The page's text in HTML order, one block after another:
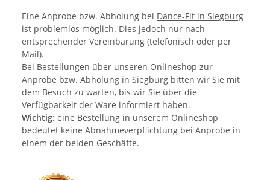
Eine Anprobe bzw. Abholung bei Dance-Fit in Siegburg
ist problemlos möglich. Dies jedoch nur nach
entsprechender Vereinbarung (telefonisch oder per
Mail).
Bei Bestellungen über unseren Onlineshop zur
Anprobe bzw. Abholung in Siegburg bitten wir Sie mit
dem Besuch zu warten, bis wir Sie über die
Verfügbarkeit der Ware informiert haben.
Wichtig: eine Bestellung in unserem Onlineshop
bedeutet keine Abnahmeverpflichtung bei Anprobe in
einem der beiden Geschäfte.